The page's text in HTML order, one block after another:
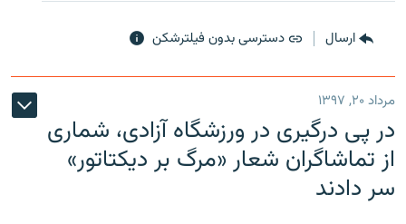
ارسال دسترسی بدون فیلترشکن
مرداد ۲۰, ۱۳۹۷
در پی درگیری در ورزشگاه آزادی، شماری
از تماشاگران شعار «مرگ بر دیکتاتور»
سر دادند